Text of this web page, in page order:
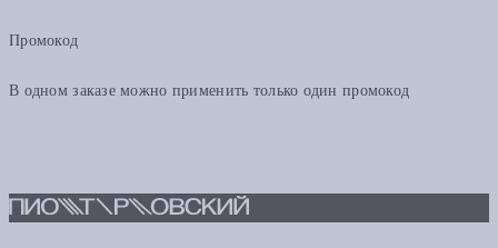
Промокод
В одном заказе можно применить только один промокод